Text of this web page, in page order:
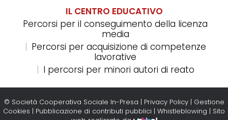
IL CENTRO EDUCATIVO
Percorsi per il conseguimento della licenza
media
Percorsi per acquisizione di competenze
lavorative
I percorsi per minori autori di reato
© Società Cooperativa Sociale In-Presa | Privacy Policy| Gestione
Cookies | Pubblicazione di contributi pubblici | Whistleblowing | Sito